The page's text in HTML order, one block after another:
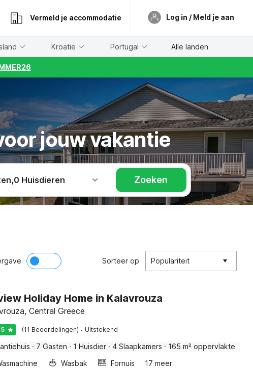
Vermeld je accommodatie Log in / Meld je aan
Kroatië Portugal Alle landen
jouw vakantie
,0 Huisdieren Zoeken
Sorteer op Populariteit
Holiday Home in Kalavrouza
Central Greece
(11 Beoordelingen) · Uitstekend
· 7 Gasten · 1 Huisdier · 4 Slaapkamers · 165 m² oppervlakte
Wasbak Fornuis
17 meer